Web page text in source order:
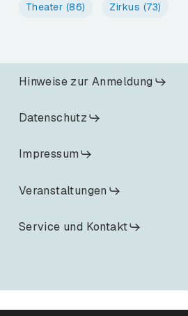
Theater (86) Zirkus (73)
Hinweise zur Anmeldung
Datenschutz
Impressum
Veranstaltungen
Service und Kontakt